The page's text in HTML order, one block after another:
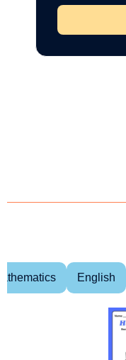
English